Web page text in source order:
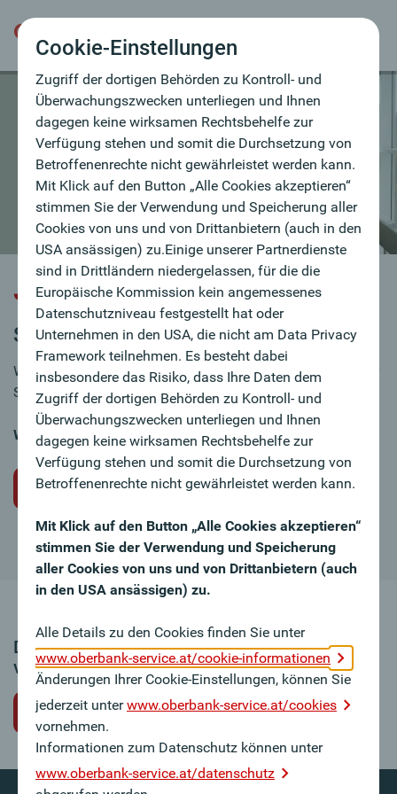
Jobbörse
Sie sind auf Jobsuche?
Wir verstärken laufend unser Team und sind immer auf der
Suche nach MitarbeiterInnen.
Wir freuen uns auf Ihre Bewerbung!
Initiativbewerbung
Dieses Stellenangebot ist leider nicht mehr
verfügbar.
zurück zur Jobübersicht
Cookie-Einstellungen
hat oder Unternehmen in den USA, die nicht am
Data Privacy Framework teilnehmen. Es besteht
dabei insbesondere das Risiko, dass Ihre Daten dem
Zugriff der dortigen Behörden zu Kontroll- und
Überwachungszwecken unterliegen und Ihnen
dagegen keine wirksamen Rechtsbehelfe zur
Verfügung stehen und somit die Durchsetzung von
Betroffenenrechte nicht gewährleistet werden kann.
Mit Klick auf den Button „Alle Cookies akzeptieren“
stimmen Sie der Verwendung und Speicherung aller
Cookies von uns und von Drittanbietern (auch in den
USA ansässigen) zu.Einige unserer Partnerdienste
sind in Drittländern niedergelassen, für die die
Europäische Kommission kein angemessenes
Datenschutzniveau festgestellt hat oder
Unternehmen in den USA, die nicht am Data Privacy
Framework teilnehmen. Es besteht dabei
insbesondere das Risiko, dass Ihre Daten dem
Zugriff der dortigen Behörden zu Kontroll- und
Überwachungszwecken unterliegen und Ihnen
dagegen keine wirksamen Rechtsbehelfe zur
Verfügung stehen und somit die Durchsetzung von
Betroffenenrechte nicht gewährleistet werden kann.
Mit Klick auf den Button „Alle Cookies akzeptieren“
stimmen Sie der Verwendung und Speicherung
aller Cookies von uns und von Drittanbietern (auch
in den USA ansässigen) zu.
Alle Details zu den Cookies finden Sie unter
www.oberbank-service.at/cookie-informationen
Änderungen Ihrer Cookie-Einstellungen, können Sie
jederzeit unterwww.oberbank-service.at/cookies
vornehmen.
Informationen zum Datenschutz können unter
www.oberbank-service.at/datenschutz